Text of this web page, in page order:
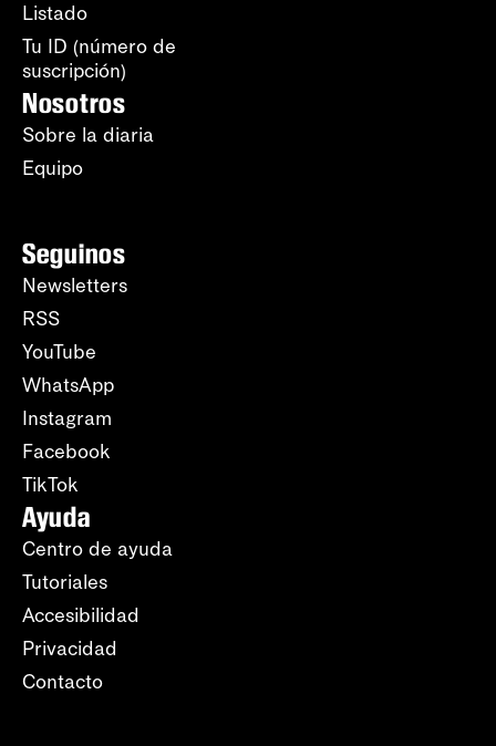
Listado
Tu ID (número de
suscripción)
Nosotros
Sobre la diaria
Equipo
Seguinos
Newsletters
RSS
YouTube
WhatsApp
Instagram
Facebook
TikTok
Ayuda
Centro de ayuda
Tutoriales
Accesibilidad
Privacidad
Contacto